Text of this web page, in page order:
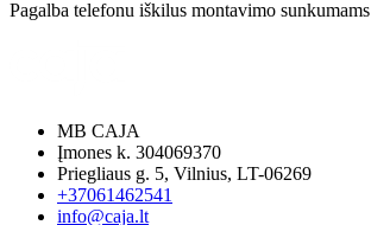
Pagalba telefonu iškilus montavimo sunkumams
MB CAJA
Įmones k. 304069370
Priegliaus g. 5, Vilnius, LT-06269
+37061462541
info@caja.lt